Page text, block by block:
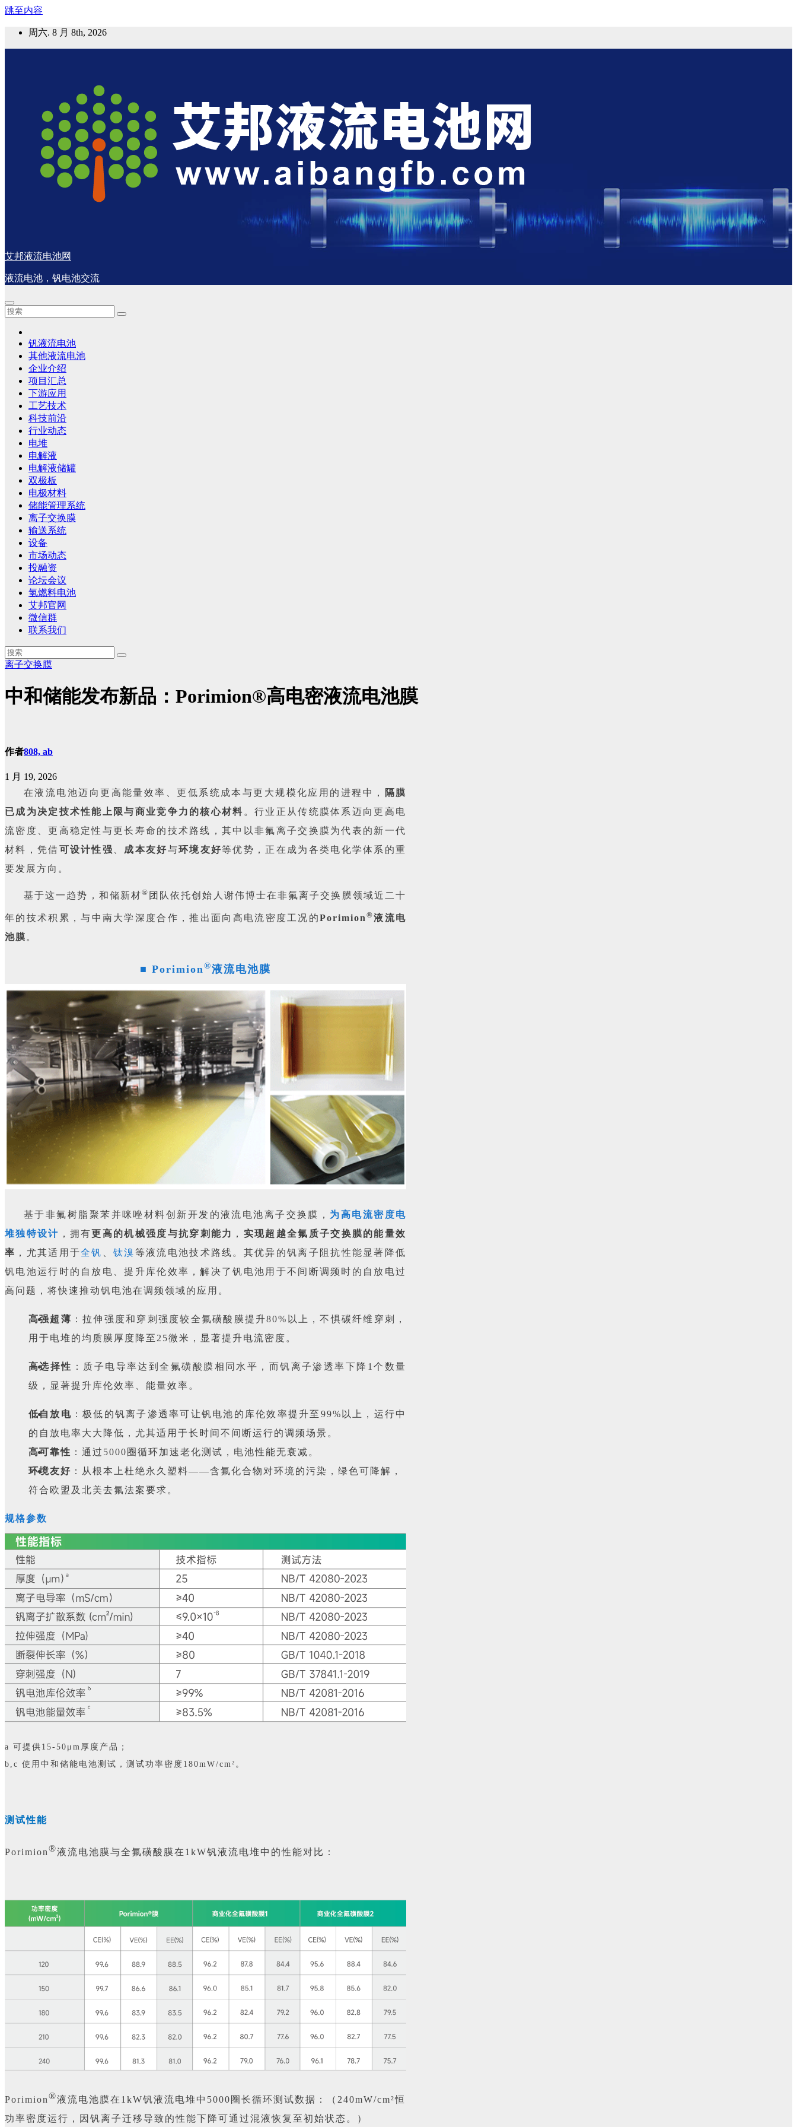
跳至内容
周六. 8 月 8th, 2026
艾邦液流电池网
液流电池，钒电池交流
钒液流电池
其他液流电池
企业介绍
项目汇总
下游应用
工艺技术
科技前沿
行业动态
电堆
电解液
电解液储罐
双极板
电极材料
储能管理系统
离子交换膜
输送系统
设备
市场动态
投融资
论坛会议
氢燃料电池
艾邦官网
微信群
联系我们
离子交换膜
中和储能发布新品：Porimion®高电密液流电池膜
作者808, ab
1 月 19, 2026
在液流电池迈向更高能量效率、更低系统成本与更大规模化应用的进程中，
隔膜
已成为决定技术性能上限与商业竞争力的核心材料。行业正从传统膜体系迈向更高电
流密度、更高稳定性与更长寿命的技术路线，其中以非氟离子交换膜为代表的新一代
材料，凭借可设计性强 、 成本友好与环境友好等优势，正在成为各类电化学体系的重
要发展方向。
基于这一趋势，和储新材® 团队依托创始人谢伟博士在非氟离子交换膜领域近二十
年的技术积累，与中南大学深度合作，推出面向高电流密度工况的Porimion®液流电
池膜 。
■ Porimion®液流电池膜
基于非氟树脂聚苯并咪唑材料创新开发的液流电池离子交换膜， 为高电流密度电
堆独特设计 ，拥有 更高的机械强度与抗穿刺能力 ， 实现超越全氟质子交换膜的能量效
率 ，尤其适用于全钒 、钛溴 等液流电池技术路线。其优异的钒离子阻抗性能显著降低
钒电池运行时的自放电、提升库伦效率，解决了钒电池用于不间断调频时的自放电过
高问题，将快速推动钒电池在调频领域的应用。
高强超薄 ：拉伸强度和穿刺强度较全氟磺酸膜提升80%以上，不惧碳纤维穿刺，
用于电堆的均质膜厚度降至25微米，显著提升电流密度。
高选择性 ：质子电导率达到全氟磺酸膜相同水平，而钒离子渗透率下降1个数量
级，显著提升库伦效率、能量效率。
低自放电 ：极低的钒离子渗透率可让钒电池的库伦效率提升至99%以上，运行中
的自放电率大大降低，尤其适用于长时间不间断运行的调频场景。
高可靠性 ：通过5000圈循环加速老化测试，电池性能无衰减。
环境友好 ：从根本上杜绝永久塑料——含氟化合物对环境的污染，绿色可降解，
符合欧盟及北美去氟法案要求。
规格参数
a 可提供15-50μm厚度产品；
b,c 使用中和储能电池测试，测试功率密度180mW/cm ² 。
测试性能
Porimion®液流电池膜与全氟磺酸膜在1kW钒液流电堆中的性能对比：
Porimion®液流电池膜在1kW钒液流电堆中5000圈长循环测试数据：（240mW/cm²恒
功率密度运行，因钒离子迁移导致的性能下降可通过混液恢复至初始状态。）